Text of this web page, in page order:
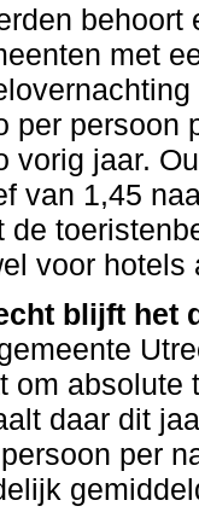
behoort
met
per persoon
vorig jaar.
van 1,45
de
voor hotels
blijft het
om absolute
daar dit
per